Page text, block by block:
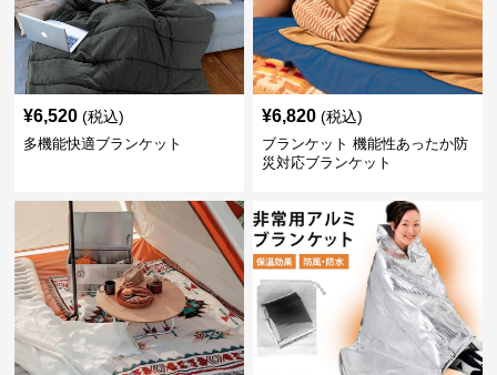
¥6,520 (税込)
多機能快適ブランケット
¥6,820 (税込)
ブランケット 機能性あったか防
災対応ブランケット